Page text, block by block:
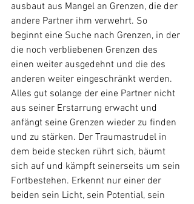
ausbaut aus Mangel an Grenzen, die der
andere Partner ihm verwehrt. So
beginnt eine Suche nach Grenzen, in der
die noch verbliebenen Grenzen des
einen weiter ausgedehnt und die des
anderen weiter eingeschränkt werden.
Alles gut solange der eine Partner nicht
aus seiner Erstarrung erwacht und
anfängt seine Grenzen wieder zu finden
und zu stärken. Der Traumastrudel in
dem beide stecken rührt sich, bäumt
sich auf und kämpft seinerseits um sein
Fortbestehen. Erkennt nur einer der
beiden sein Licht, sein Potential, sein